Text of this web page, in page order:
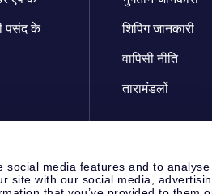
social media features and to analyse
site with our social media,
पसंद के
शिपिंग जानकारी
वापिसी नीति
तारामंडलों